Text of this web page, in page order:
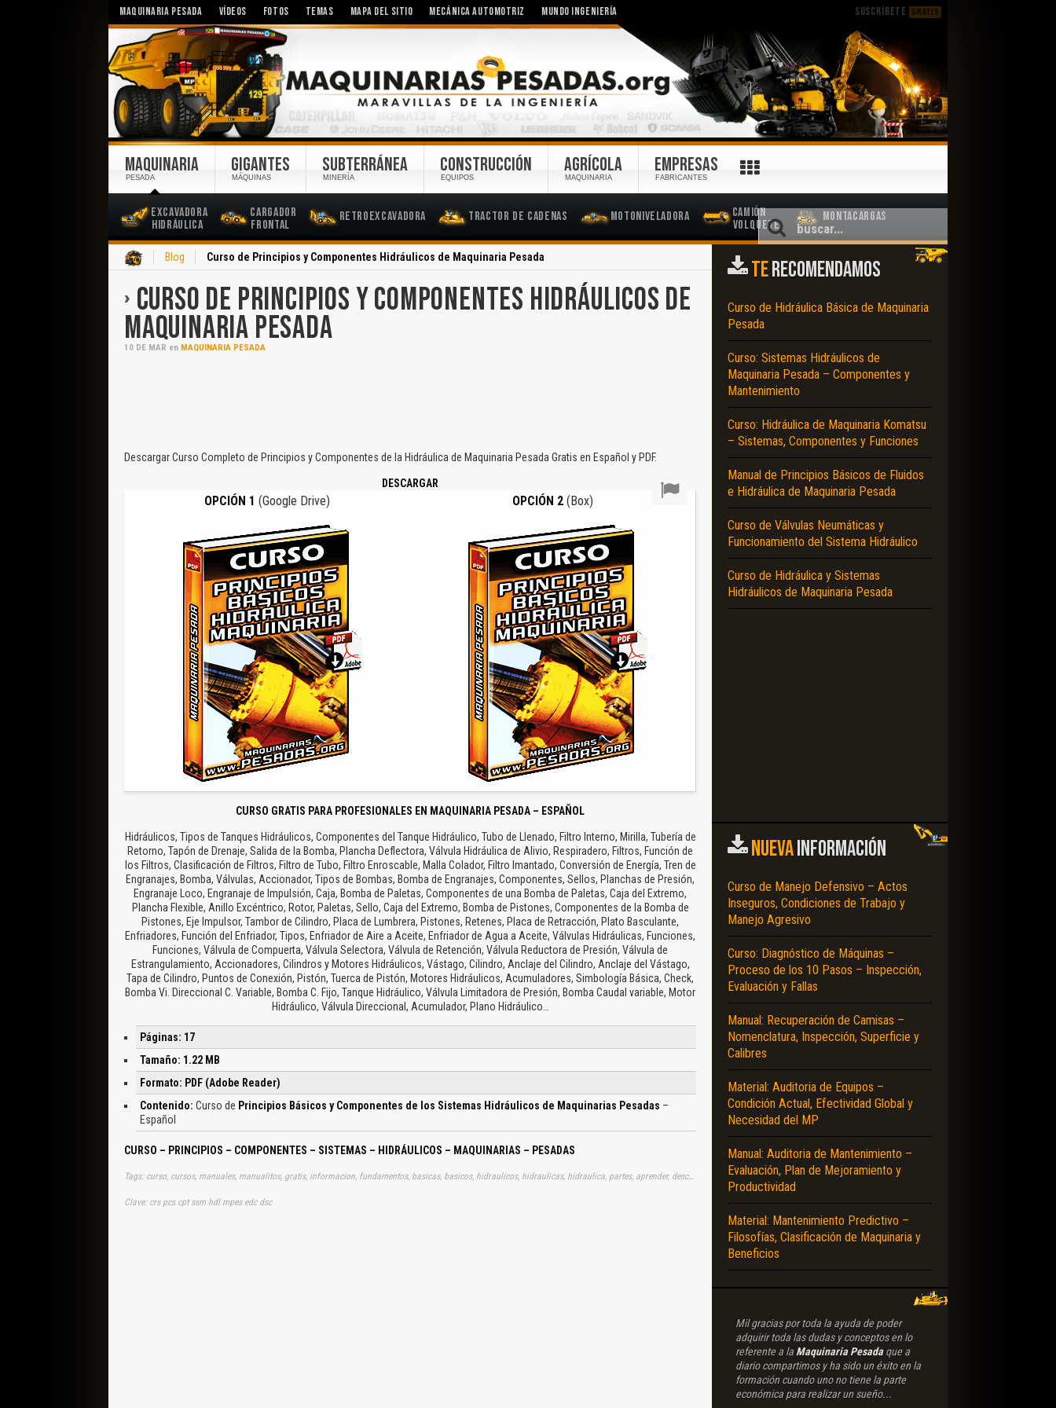
MAQUINARIA PESADA VÍDEOS FOTOS TEMAS MAPA DEL SITIO MECÁNICA AUTOMOTRIZ MUNDO INGENIERÍA SUSCRÍBETE GRATIS
MAQUINARIA
PESADA
Excavadora
Hidráulica
Cargador
Frontal
Retroexcavadora Tractor de Cadenas Motoniveladora
Camión
Volquete
Montacargas
GIGANTES
MÁQUINAS
SUBTERRÁNEA
MINERÍA
CONSTRUCCIÓN
EQUIPOS
AGRÍCOLA
MAQUINARIA
EMPRESAS
FABRICANTES
Blog Curso de Principios y Componentes Hidráulicos de Maquinaria Pesada
CURSO DE PRINCIPIOS Y COMPONENTES HIDRÁULICOS DE
MAQUINARIA PESADA
10 DE MAR en MAQUINARIA PESADA
Descargar Curso Completo de Principios y Componentes de la Hidráulica de Maquinaria Pesada Gratis en Español y PDF.
DESCARGAR
OPCIÓN 1 (Google Drive) OPCIÓN 2(Box)
CURSO GRATIS PARA PROFESIONALES EN MAQUINARIA PESADA – ESPAÑOL
Hidráulicos, Tipos de Tanques Hidráulicos, Componentes del Tanque Hidráulico, Tubo de Llenado, Filtro Interno, Mirilla, Tubería de
Retorno, Tapón de Drenaje, Salida de la Bomba, Plancha Deflectora, Válvula Hidráulica de Alivio, Respiradero, Filtros, Función de
los Filtros, Clasificación de Filtros, Filtro de Tubo, Filtro Enroscable, Malla Colador, Filtro Imantado, Conversión de Energía, Tren de
Engranajes, Bomba, Válvulas, Accionador, Tipos de Bombas, Bomba de Engranajes, Componentes, Sellos, Planchas de Presión,
Engranaje Loco, Engranaje de Impulsión, Caja, Bomba de Paletas, Componentes de una Bomba de Paletas, Caja del Extremo,
Plancha Flexible, Anillo Excéntrico, Rotor, Paletas, Sello, Caja del Extremo, Bomba de Pistones, Componentes de la Bomba de
Pistones, Eje Impulsor, Tambor de Cilindro, Placa de Lumbrera, Pistones, Retenes, Placa de Retracción, Plato Basculante,
Enfriadores, Función del Enfriador, Tipos, Enfriador de Aire a Aceite, Enfriador de Agua a Aceite, Válvulas Hidráulicas, Funciones,
Funciones, Válvula de Compuerta, Válvula Selectora, Válvula de Retención, Válvula Reductora de Presión, Válvula de
Estrangulamiento, Accionadores, Cilindros y Motores Hidráulicos, Vástago, Cilindro, Anclaje del Cilindro, Anclaje del Vástago,
Tapa de Cilindro, Puntos de Conexión, Pistón, Tuerca de Pistón, Motores Hidráulicos, Acumuladores, Simbología Básica, Check,
Bomba Vi. Direccional C. Variable, Bomba C. Fijo, Tanque Hidráulico, Válvula Limitadora de Presión, Bomba Caudal variable, Motor
Hidráulico, Válvula Direccional, Acumulador, Plano Hidráulico…
Páginas: 17
Tamaño: 1.22 MB
Formato: PDF (Adobe Reader)
Contenido: Curso de Principios Básicos y Componentes de los Sistemas Hidráulicos de Maquinarias Pesadas –
Español
CURSO – PRINCIPIOS – COMPONENTES – SISTEMAS – HIDRÁULICOS – MAQUINARIAS – PESADAS
Tags: curso, cursos, manuales, manualitos, gratis, informacion, fundamentos, basicas, basicos, hidraulicos, hidraulicas, hidraulica, partes, aprender, descargas
Clave: crs pcs cpt ssm hdl mpes edc dsc
TERECOMENDAMOS
Curso de Hidráulica Básica de Maquinaria
Pesada
Curso: Sistemas Hidráulicos de
Maquinaria Pesada – Componentes y
Mantenimiento
Curso: Hidráulica de Maquinaria Komatsu
– Sistemas, Componentes y Funciones
Manual de Principios Básicos de Fluidos
e Hidráulica de Maquinaria Pesada
Curso de Válvulas Neumáticas y
Funcionamiento del Sistema Hidráulico
Curso de Hidráulica y Sistemas
Hidráulicos de Maquinaria Pesada
NUEVAINFORMACIÓN
Curso de Manejo Defensivo – Actos
Inseguros, Condiciones de Trabajo y
Manejo Agresivo
Curso: Diagnóstico de Máquinas –
Proceso de los 10 Pasos – Inspección,
Evaluación y Fallas
Manual: Recuperación de Camisas –
Nomenclatura, Inspección, Superficie y
Calibres
Material: Auditoria de Equipos –
Condición Actual, Efectividad Global y
Necesidad del MP
Manual: Auditoria de Mantenimiento –
Evaluación, Plan de Mejoramiento y
Productividad
Material: Mantenimiento Predictivo –
Filosofías, Clasificación de Maquinaria y
Beneficios
Mil gracias por toda la ayuda de poder
adquirir toda las dudas y conceptos en lo
referente a la Maquinaria Pesadaque a
diario compartimos y ha sido un éxito en la
formación cuando uno no tiene la parte
económica para realizar un sueño...